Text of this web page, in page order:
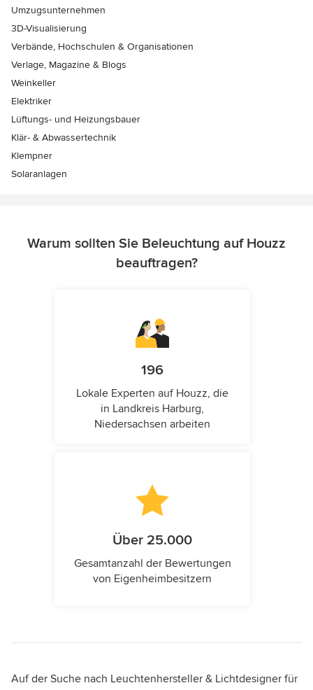
Umzugsunternehmen
3D-Visualisierung
Verbände, Hochschulen & Organisationen
Verlage, Magazine & Blogs
Weinkeller
Elektriker
Lüftungs- und Heizungsbauer
Klär- & Abwassertechnik
Klempner
Solaranlagen
Warum sollten Sie Beleuchtung auf Houzz
beauftragen?
196
Lokale Experten auf Houzz, die
in Landkreis Harburg,
Niedersachsen arbeiten
Über 25.000
Gesamtanzahl der Bewertungen
von Eigenheimbesitzern
Auf der Suche nach Leuchtenhersteller & Lichtdesigner für